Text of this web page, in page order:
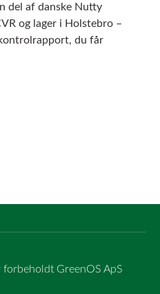
del af danske Nutty
og lager i Holstebro –
du får
GreenOS ApS